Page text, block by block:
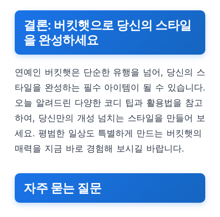
결론: 버킷햇으로 당신의 스타일
을 완성하세요
연예인 버킷햇은 단순한 유행을 넘어, 당신의 스
타일을 완성하는 필수 아이템이 될 수 있습니다.
오늘 알려드린 다양한 코디 팁과 활용법을 참고
하여, 당신만의 개성 넘치는 스타일을 만들어 보
세요. 평범한 일상도 특별하게 만드는 버킷햇의
매력을 지금 바로 경험해 보시길 바랍니다.
자주 묻는 질문